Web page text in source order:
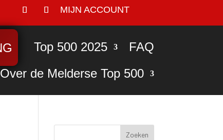
MIJN ACCOUNT
Top 500 2025
FAQ
Over de Melderse Top 500
Zoeken